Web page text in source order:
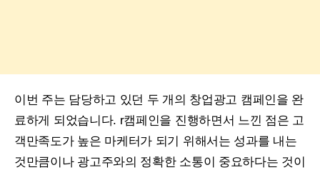
이번 주는 담당하고 있던 두 개의 창업광고 캠페인을 완
료하게 되었습니다. r캠페인을 진행하면서 느낀 점은 고
객만족도가 높은 마케터가 되기 위해서는 성과를 내는
것만큼이나 광고주와의 정확한 소통이 중요하다는 것이